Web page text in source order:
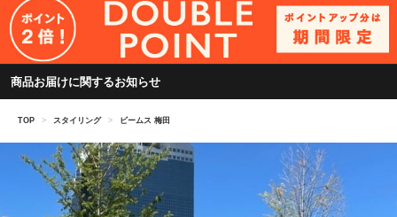
商品お届けに関するお知らせ
TOP > スタイリング > ビームス 梅田